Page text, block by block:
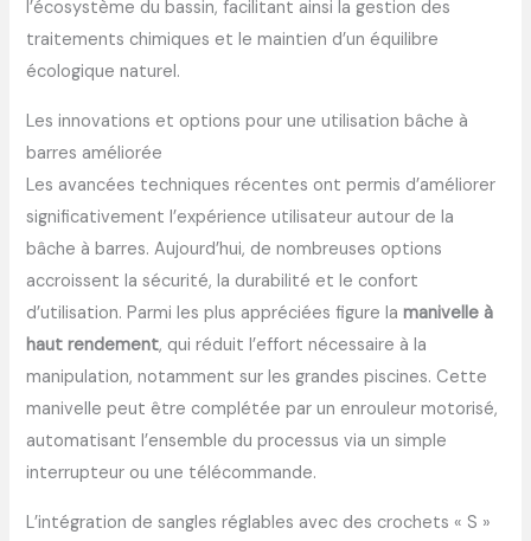
l’écosystème du bassin, facilitant ainsi la gestion des
traitements chimiques et le maintien d’un équilibre
écologique naturel.
Les innovations et options pour une utilisation bâche à
barres améliorée
Les avancées techniques récentes ont permis d’améliorer
significativement l’expérience utilisateur autour de la
bâche à barres. Aujourd’hui, de nombreuses options
accroissent la sécurité, la durabilité et le confort
d’utilisation. Parmi les plus appréciées figure lamanivelle à
haut rendement, qui réduit l’effort nécessaire à la
manipulation, notamment sur les grandes piscines. Cette
manivelle peut être complétée par un enrouleur motorisé,
automatisant l’ensemble du processus via un simple
interrupteur ou une télécommande.
L’intégration de sangles réglables avec des crochets « S »